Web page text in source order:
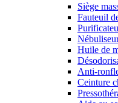
Siège
Fauteuil
Huile de
Anti-
Ceinture